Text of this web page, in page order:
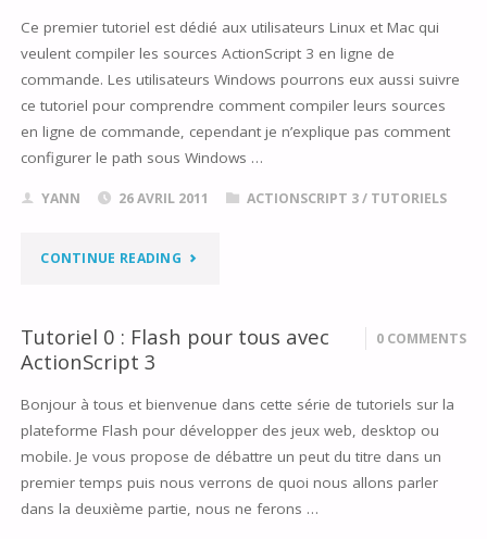
SOUS
WINDOWS"
Ce premier tutoriel est dédié aux utilisateurs Linux et Mac qui
veulent compiler les sources ActionScript 3 en ligne de
commande. Les utilisateurs Windows pourrons eux aussi suivre
ce tutoriel pour comprendre comment compiler leurs sources
en ligne de commande, cependant je n’explique pas comment
configurer le path sous Windows …
YANN 26 AVRIL 2011 ACTIONSCRIPT 3/ TUTORIELS
CONTINUE READING "TUTORIEL
EN
DE
Tutoriel 0 : Flash pour tous avec
ActionScript 3
0 COMMENTS
Bonjour à tous et bienvenue dans cette série de tutoriels sur la
plateforme Flash pour développer des jeux web, desktop ou
mobile. Je vous propose de débattre un peut du titre dans un
premier temps puis nous verrons de quoi nous allons parler
dans la deuxième partie, nous ne ferons …